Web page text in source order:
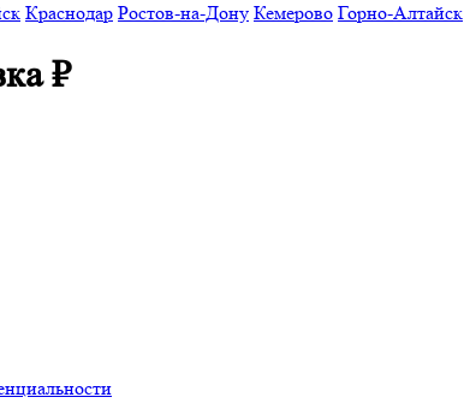
Краснодар Ростов-на-Дону Кемерово Горно-Алтайск
₽